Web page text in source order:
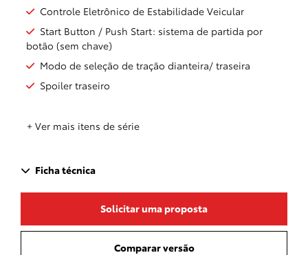
Controle Eletrônico de Estabilidade Veicular
Start Button / Push Start: sistema de partida por
botão (sem chave)
Modo de seleção de tração dianteira/ traseira
Spoiler traseiro
+ Ver mais itens de série
Ficha técnica
Solicitar uma proposta
Comparar versão